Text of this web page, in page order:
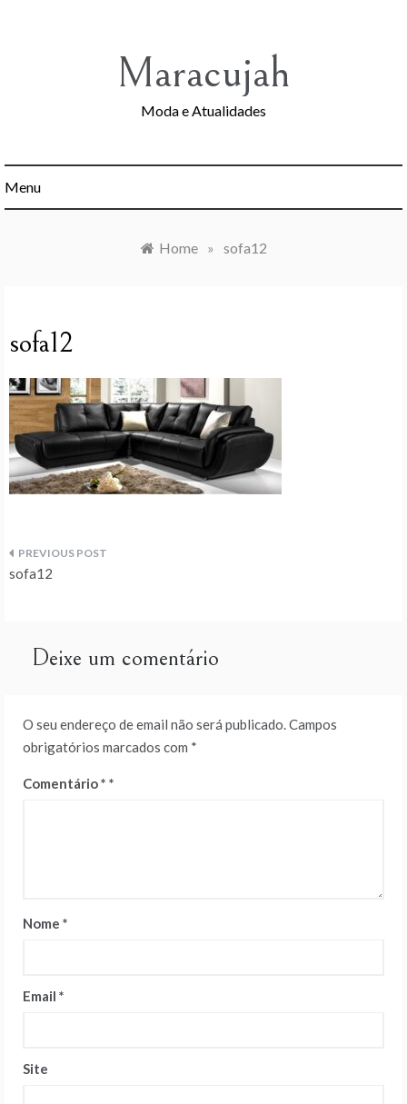
Maracujah
Moda e Atualidades
Menu
Home » sofa12
sofa12
Navegação
artigos
sofa12
Deixe um comentário
O seu endereço de email não será publicado.Campos
obrigatórios marcados com *
Comentário*
Nome *
Email *
Site